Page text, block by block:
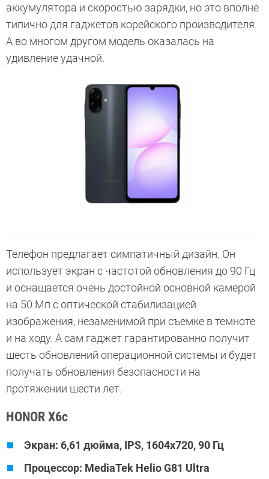
аккумулятора и скоростью зарядки, но это вполне
типично для гаджетов корейского производителя.
А во многом другом модель оказалась на
удивление удачной.
Телефон предлагает симпатичный дизайн. Он
использует экран с частотой обновления до 90 Гц
и оснащается очень достойной основной камерой
на 50 Мп с оптической стабилизацией
изображения, незаменимой при съемке в темноте
и на ходу. А сам гаджет гарантированно получит
шесть обновлений операционной системы и будет
получать обновления безопасности на
протяжении шести лет.
HONOR X6c
Экран: 6,61 дюйма, IPS, 1604х720, 90 Гц
Процессор: MediaTek Helio G81 Ultra